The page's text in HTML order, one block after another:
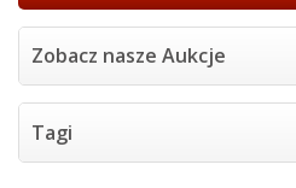
Zobacz nasze Aukcje
Tagi